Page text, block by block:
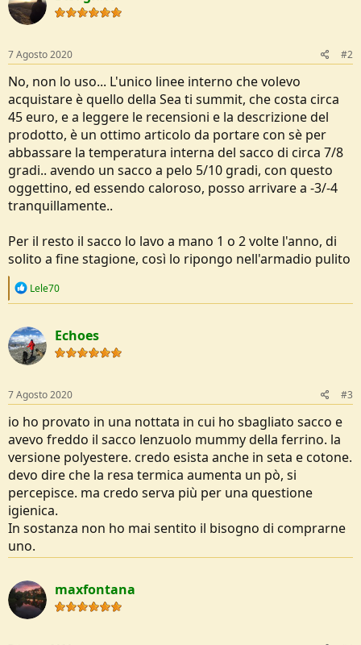
7 Agosto 2020 #2
No, non lo uso... L'unico linee interno che volevo
acquistare è quello della Sea ti summit, che costa circa
45 euro, e a leggere le recensioni e la descrizione del
prodotto, è un ottimo articolo da portare con sè per
abbassare la temperatura interna del sacco di circa 7/8
gradi.. avendo un sacco a pelo 5/10 gradi, con questo
oggettino, ed essendo caloroso, posso arrivare a -3/-4
tranquillamente..
Per il resto il sacco lo lavo a mano 1 o 2 volte l'anno, di
solito a fine stagione, così lo ripongo nell'armadio pulito
R
c
t
i
o
s
:
Lele70
Echoes
7 Agosto 2020 #3
io ho provato in una nottata in cui ho sbagliato sacco e
avevo freddo il sacco lenzuolo mummy della ferrino. la
versione polyestere. credo esista anche in seta e cotone.
devo dire che la resa termica aumenta un pò, si
percepisce. ma credo serva più per una questione
igienica.
In sostanza non ho mai sentito il bisogno di comprarne
uno.
maxfontana